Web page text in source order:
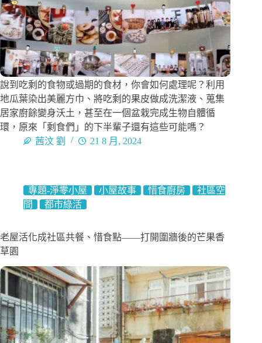
說到吃剩的食物或過期的食材，你會如何處理呢？利用
地瓜葉染出美麗方巾、將吃剩的果皮做成洗潔液、蒐集
居家廚餘變身沃土，甚至在一個盆栽完成生物自體循
環，原來「剩食們」的下半輩子還有這些可能嗎？
茜汶 劉
21 8 月, 2024
專題-淨零小屋 小屋故事 惜食廚房
社區空
間
都市綠活
老屋活化成社區共餐、惜食點——打開圍牆後的芒果香
草園